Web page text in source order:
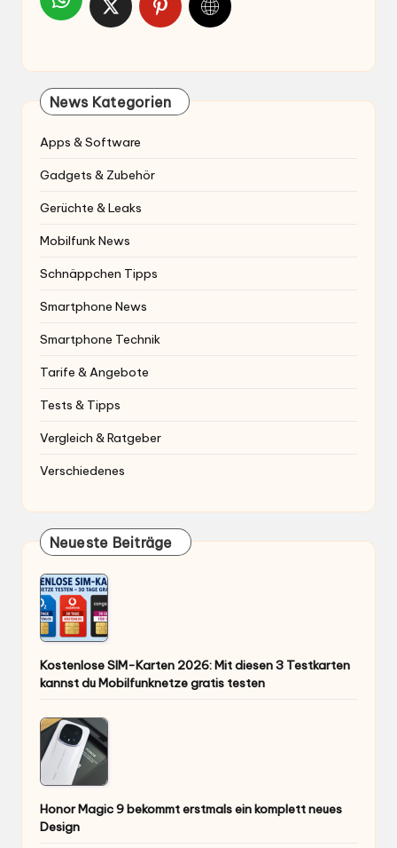
News Kategorien
Apps & Software
Gadgets & Zubehör
Gerüchte & Leaks
Mobilfunk News
Schnäppchen Tipps
Smartphone News
Smartphone Technik
Tarife & Angebote
Tests & Tipps
Vergleich & Ratgeber
Verschiedenes
Neueste Beiträge
Kostenlose SIM-Karten 2026: Mit diesen 3 Testkarten
kannst du Mobilfunknetze gratis testen
Honor Magic 9 bekommt erstmals ein komplett neues
Design